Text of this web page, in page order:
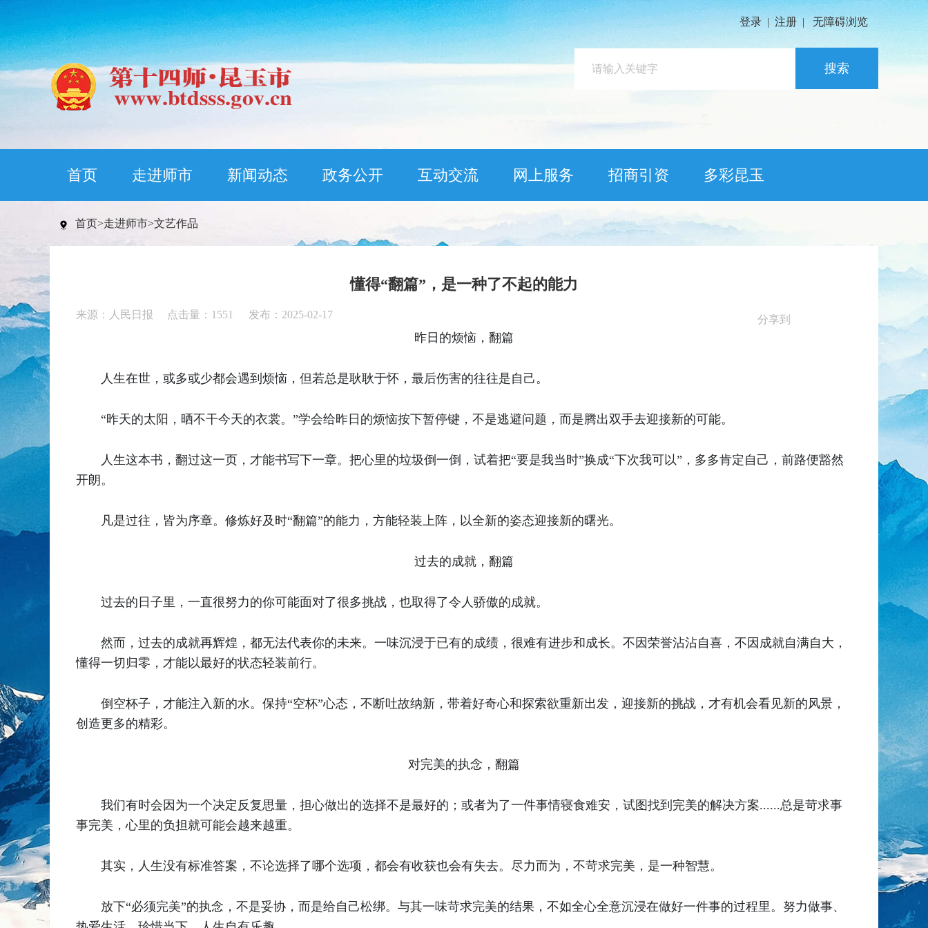
登录 | 注册 | 无障碍浏览
搜索
首页 走进师市 新闻动态 政务公开 互动交流 网上服务 招商引资 多彩昆玉
首页>走进师市>文艺作品
懂得“翻篇”，是一种了不起的能力
来源：人民日报 点击量： 1551 发布：2025-02-17 分享到
昨日的烦恼，翻篇
人生在世，或多或少都会遇到烦恼，但若总是耿耿于怀，最后伤害的往往是自己。
“昨天的太阳，晒不干今天的衣裳。”学会给昨日的烦恼按下暂停键，不是逃避问题，而是腾出双手去迎接新的可能。
人生这本书，翻过这一页，才能书写下一章。把心里的垃圾倒一倒，试着把“要是我当时”换成“下次我可以”，多多肯定自己，前路便豁然
开朗。
凡是过往，皆为序章。修炼好及时“翻篇”的能力，方能轻装上阵，以全新的姿态迎接新的曙光。
过去的成就，翻篇
过去的日子里，一直很努力的你可能面对了很多挑战，也取得了令人骄傲的成就。
然而，过去的成就再辉煌，都无法代表你的未来。一味沉浸于已有的成绩，很难有进步和成长。不因荣誉沾沾自喜，不因成就自满自大，
懂得一切归零，才能以最好的状态轻装前行。
倒空杯子，才能注入新的水。保持“空杯”心态，不断吐故纳新，带着好奇心和探索欲重新出发，迎接新的挑战，才有机会看见新的风景，
创造更多的精彩。
对完美的执念，翻篇
我们有时会因为一个决定反复思量，担心做出的选择不是最好的；或者为了一件事情寝食难安，试图找到完美的解决方案......总是苛求事
事完美，心里的负担就可能会越来越重。
其实，人生没有标准答案，不论选择了哪个选项，都会有收获也会有失去。尽力而为，不苛求完美，是一种智慧。
放下“必须完美”的执念，不是妥协，而是给自己松绑。与其一味苛求完美的结果，不如全心全意沉浸在做好一件事的过程里。努力做事、